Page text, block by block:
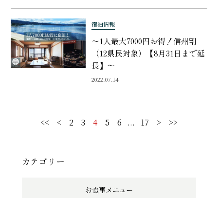
宿泊情報
〜1人最大7000円お得！信州割
（12県民対象）【8月31日まで延
長】〜
2022.07.14
<< < 2 3 4 5 6 ... 17 > >>
カテゴリー
お食事メニュー